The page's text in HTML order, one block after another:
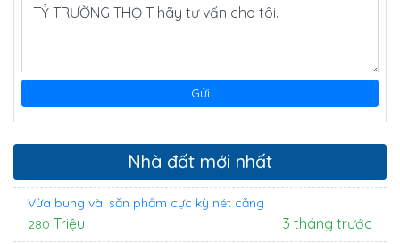
Nhà đất mới nhất
Vừa bung vài săn phẩm cực kỳ nét căng
280 Triệu 3 tháng trước